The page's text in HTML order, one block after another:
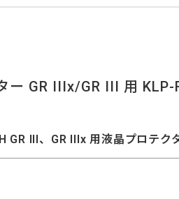
ー GR IIIx/GR III 用 KLP-
GR III、GR IIIx 用液晶プロテク